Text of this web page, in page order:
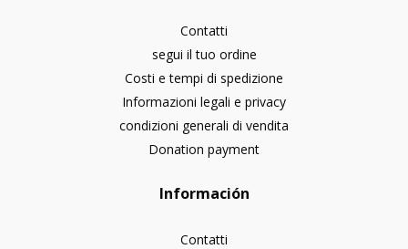
Contatti
segui il tuo ordine
Costi e tempi di spedizione
Informazioni legali e privacy
condizioni generali di vendita
Donation payment
Información
Contatti